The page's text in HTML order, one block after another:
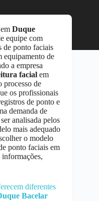
em Duque
equipe com
de ponto faciais
equipamento de
a empresa
facial em
processo de
os profissionais
de ponto e
demanda de
analisada pelos
mais adequado
o modelo
ponto faciais em
diferentes
Bacelar